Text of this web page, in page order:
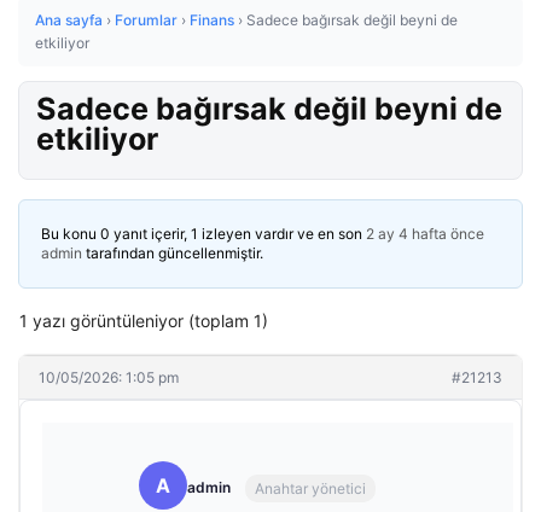
Ana sayfa › Forumlar › Finans › Sadece bağırsak değil beyni de
etkiliyor
Sadece bağırsak değil beyni de
etkiliyor
Bu konu 0 yanıt içerir, 1 izleyen vardır ve en son 2 ay 4 hafta önce
admin tarafından güncellenmiştir.
1 yazı görüntüleniyor (toplam 1)
10/05/2026: 1:05 pm #21213
A admin Anahtar yönetici